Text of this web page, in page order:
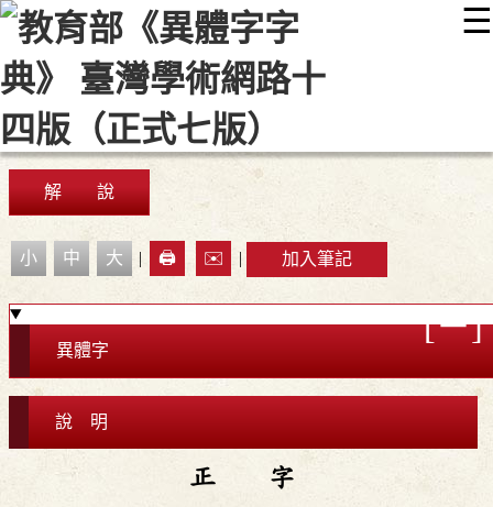
☰
::: 最新消息 常見問題 編輯說明
顯示模式
網站導覽
解 說
小 中 大 | 🖨️ ✉️ | 加入筆記
異體字
說 明
正 字